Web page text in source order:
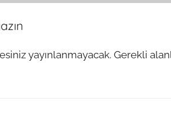
yayınlanmayacak. Gerekli